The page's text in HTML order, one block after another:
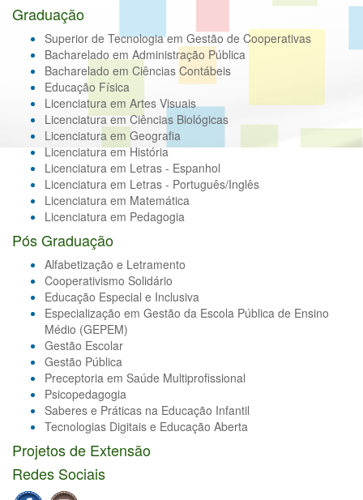
Graduação
Superior de Tecnologia em Gestão de Cooperativas
Bacharelado em Administração Pública
Bacharelado em Ciências Contábeis
Educação Física
Licenciatura em Artes Visuais
Licenciatura em Ciências Biológicas
Licenciatura em Geografia
Licenciatura em História
Licenciatura em Letras - Espanhol
Licenciatura em Letras - Português/Inglês
Licenciatura em Matemática
Licenciatura em Pedagogia
Pós Graduação
Alfabetização e Letramento
Cooperativismo Solidário
Educação Especial e Inclusiva
Especialização em Gestão da Escola Pública de Ensino
Médio (GEPEM)
Gestão Escolar
Gestão Pública
Preceptoria em Saúde Multiprofissional
Psicopedagogia
Saberes e Práticas na Educação Infantil
Tecnologias Digitais e Educação Aberta
Projetos de Extensão
Redes Sociais